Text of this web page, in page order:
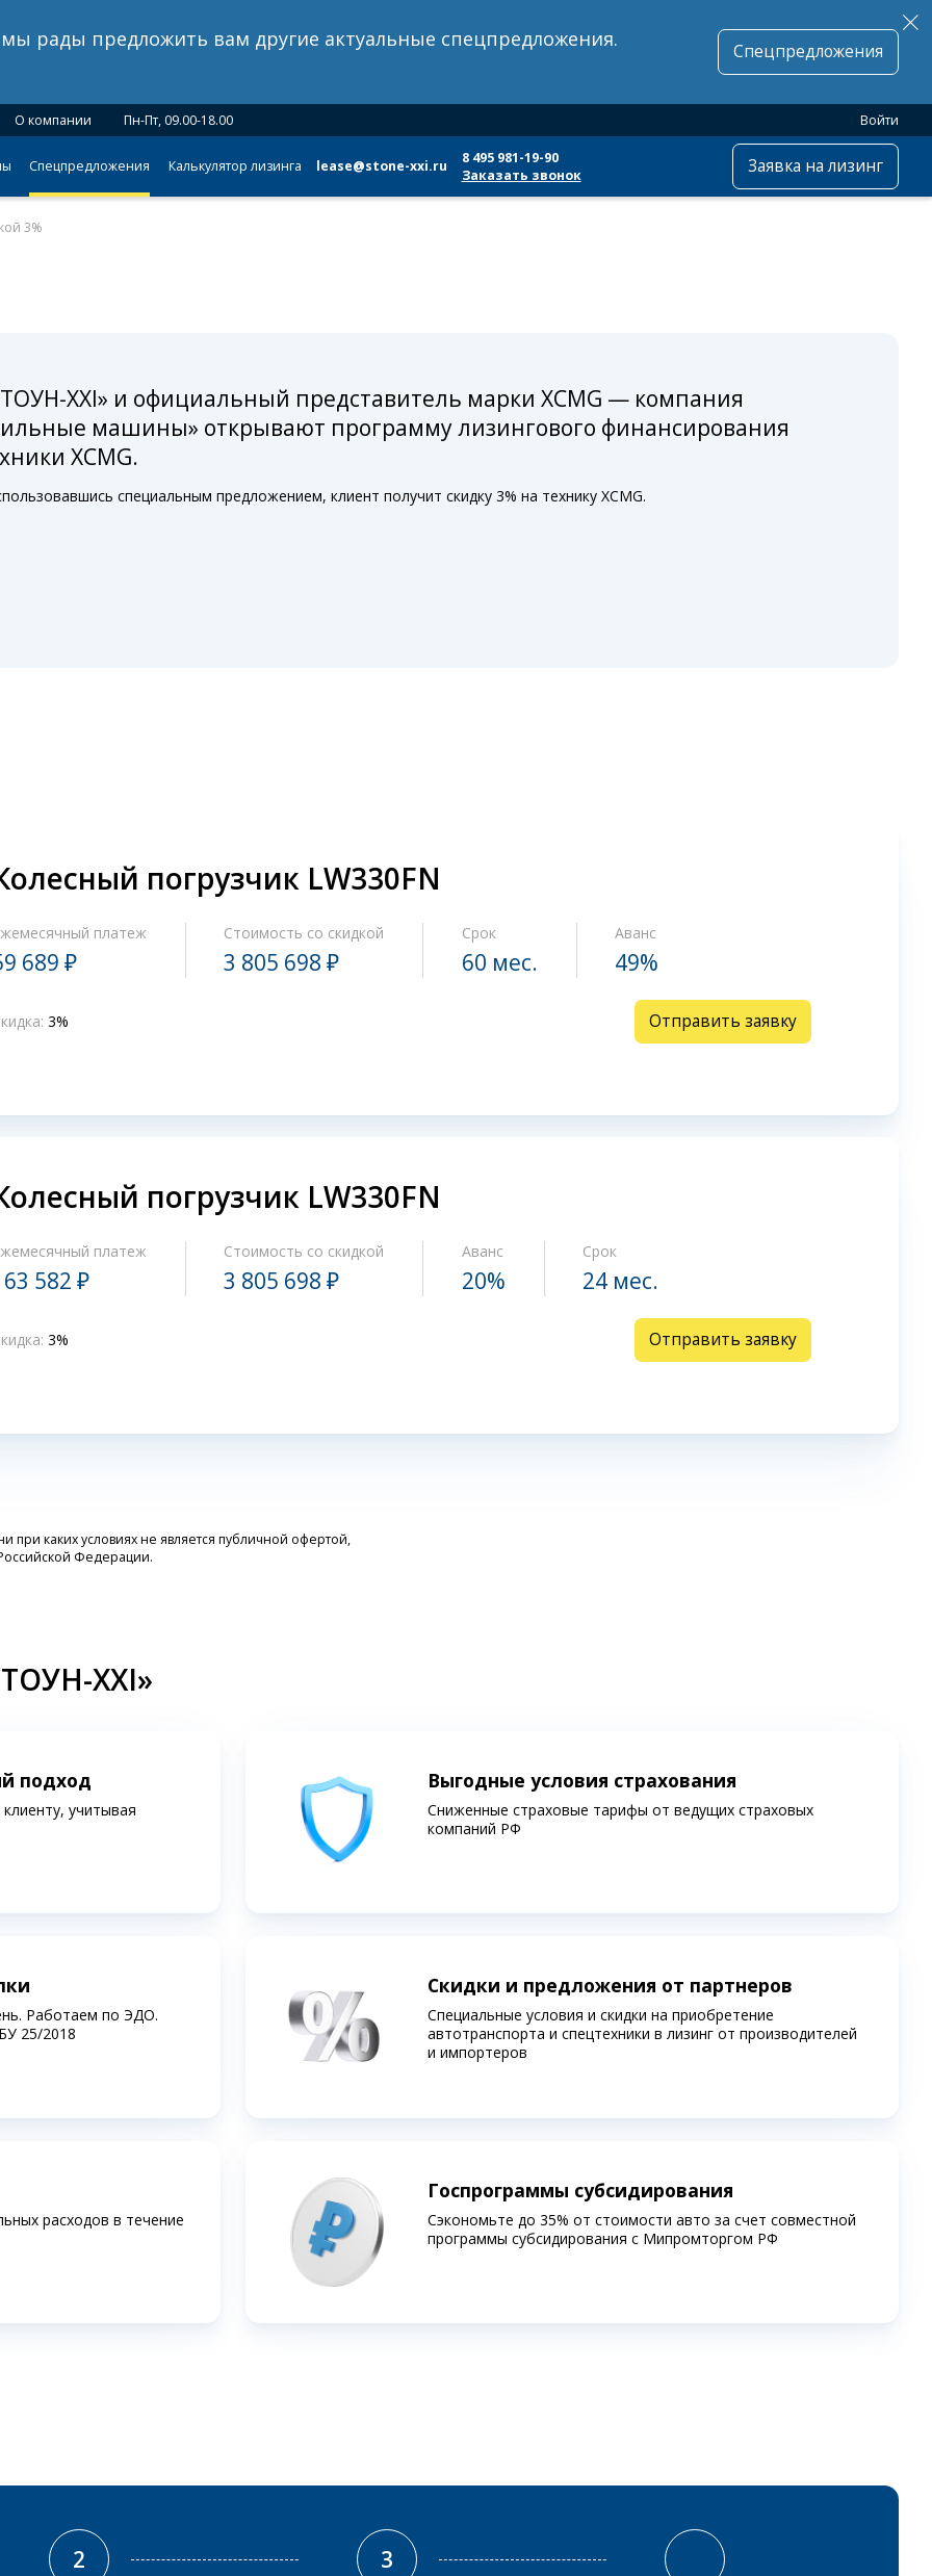
рады предложить вам другие актуальные спецпредложения.
Спецпредложения
О компании Пн-Пт, 09.00-18.00 Войти
Спецпредложения Калькулятор лизинга lease@stone-xxi.ru
8 495 981-19-90
Заказать звонок
Заявка на лизинг
3%
XXI» и официальный представитель марки XCMG — компания
машины» открывают программу лизингового финансирования
XCMG.
специальным предложением, клиент получит скидку 3% на технику XCMG.
погрузчик LW330FN
платеж
689 ₽
Стоимость со скидкой
3 805 698 ₽
Срок
60 мес.
Аванс
49%
3% Отправить заявку
погрузчик LW330FN
платеж
582 ₽
Стоимость со скидкой
3 805 698 ₽
Аванс
20%
Срок
24 мес.
3% Отправить заявку
каких условиях не является публичной офертой,
Федерации.
XXI»
подход
учитывая
Работаем по ЭДО.
25/2018
расходов в течение
Выгодные условия страхования
Сниженные страховые тарифы от ведущих страховых
компаний РФ
Скидки и предложения от партнеров
Специальные условия и скидки на приобретение
автотранспорта и спецтехники в лизинг от производителей
и импортеров
Госпрограммы субсидирования
Сэкономьте до 35% от стоимости авто за счет совместной
программы субсидирования c Мипромторгом РФ
2 3